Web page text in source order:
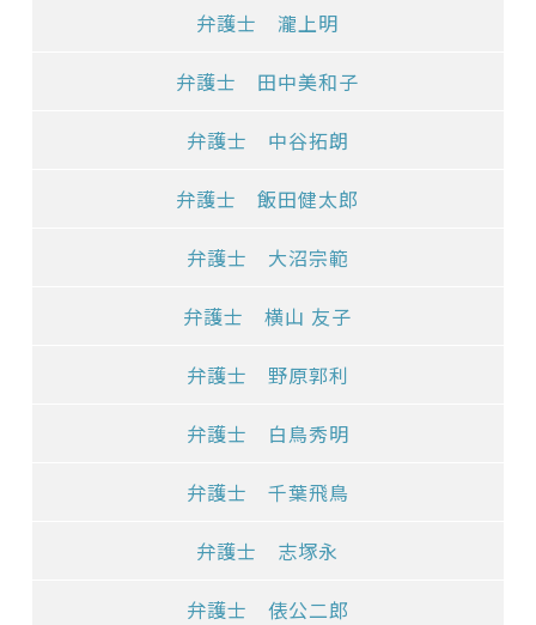
弁護士 瀧上明
弁護士 田中美和子
弁護士 中谷拓朗
弁護士 飯田健太郎
弁護士 大沼宗範
弁護士 横山 友子
弁護士 野原郭利
弁護士 白鳥秀明
弁護士 千葉飛鳥
弁護士 志塚永
弁護士 俵公二郎